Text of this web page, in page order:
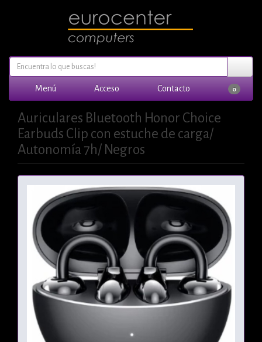
Menú Acceso Contacto 0
Auriculares Bluetooth Honor Choice
Earbuds Clip con estuche de carga/
Autonomía 7h/ Negros